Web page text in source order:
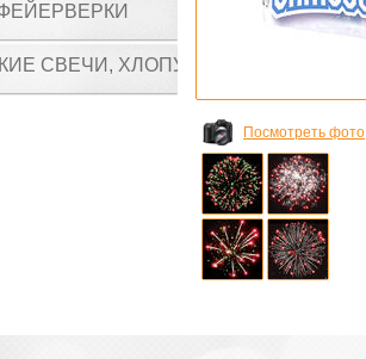
Посмотреть фото
СВЕЧИ, ХЛОПУШКИ